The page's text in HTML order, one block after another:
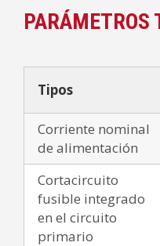
PARÁMETROS
Tipos
Corriente nominal
de alimentación
Cortacircuito
fusible integrado
en el circuito
primario